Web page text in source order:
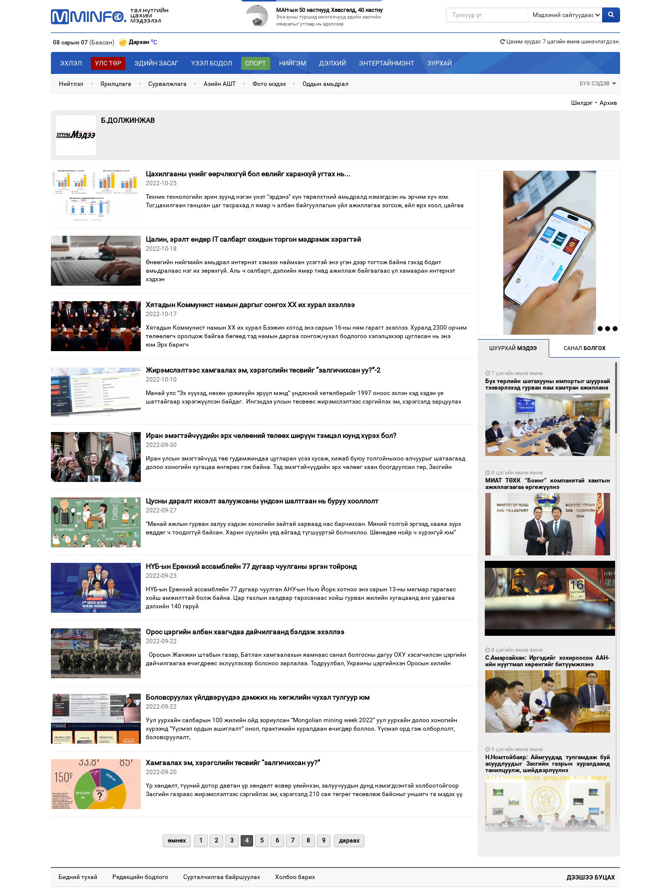
МАН-ын 50 настнууд Хөвсгөлд, 40 настнууд нь Хэнтийд “хуралджээ”
Энэ зуны туршид монголчууд эдийн засгийн
хямралыг утгаар нь эдэлсээр
“С.Зоригийн талбай” болгочих, Хотын дарга аа?
Төв шуудангийн урдах талбайд өнөөдрийг
хүртэл 27 жил байрласан С.Зориг
08 сарын 07 (Баасан) Дархан oC
Эрдэнэт C
Улаанбаатар C
Цахим хуудас 7 цагийн өмнө шинэчлэгдсэн.
ЭХЛЭЛ УЛС ТӨР ЭДИЙН ЗАСАГ ҮЗЭЛ БОДОЛ СПОРТ НИЙГЭМ ДЭЛХИЙ ЭНТЕРТАЙНМЭНТ ЗУРХАЙ
Нийтлэл • Ярилцлага • Сурвалжлага • Азийн АШТ • Фото мэдээ • Оддын амьдрал БҮХ СЭДЭВ
Шилдэг • Архив
Б.ДОЛЖИНЖАВ
Цахилгааны үнийг өөрчлөхгүй бол өвлийг харанхуй угтах нь...
2022-10-25
Техник технологийн эрин зуунд нэгэн үнэт “эрдэнэ” хүн төрөлхтний амьдралд нэмэгдсэн нь эрчим хүч юм.
Тог,цахилгаан ганцхан цаг тасрахад л ямар ч албан байгууллагын үйл ажиллагаа зогсож, айл өрх хоол, цайгаа
Цалин, эрэлт өндөр IT салбарт охидын торгон мэдрэмж хэрэгтэй
2022-10-18
Өнөөгийн нийгмийн амьдрал интернэт хэмээх наймхан үсэгтэй энэ үгэн дээр тогтож байна гэхэд бодит
амьдралаас нэг их зөрөхгүй. Аль ч салбарт, дэлхийн ямар тивд ажиллаж байгаагаас үл хамааран интернэт
хэдхэн
Хятадын Коммунист намын даргыг сонгох XX их хурал эхэллээ
2022-10-17
Хятадын Коммунист намын XX их хурал Бээжин хотод энэ сарын 16-ны ням гарагт эхэллээ. Хуралд 2300 орчим
төлөөлөгч оролцож байгаа бөгөөд тэд намын даргаа сонгож,чухал бодлогоо хэлэлцэхээр цугласан нь энэ
юм.Эрх баригч
Жирэмслэлтээс хамгаалах эм, хэрэгслийн төсвийг “залгичихсан уу?”-2
2022-10-10
Манай улс “Эх хүүхэд, нөхөн үржихүйн эрүүл мэнд” үндэсний хөтөлбөрийг 1997 оноос эхлэн хэд хэдэн үе
шаттайгаар хэрэгжүүлсэн байдаг. Ингэхдээ улсын төсвөөс жирэмслэлтээс сэргийлэх эм, хэрэгсэлд зарцуулах
Иран эмэгтэйчүүдийн эрх чөлөөний төлөөх ширүүн тэмцэл юунд хүрэх бол?
2022-09-30
Иран улсын эмэгтэйчүүд төв гудамжиндаа цугларан үсээ хусаж, хижаб буюу толгойныхоо алчуурыг шатаагаад
долоо хоногийн хугацаа өнгөрөх гэж байна. Тэд эмэгтэйчүүдийн эрх чөлөөг хаан боогдуулсан төр, Засгийн
Цусны даралт ихсэлт залуужсаны үндсэн шалтгаан нь буруу хооллолт
2022-09-27
“Манай ажлын гурван залуу хэдхэн хоногийн зайтай харваад нас барчихсан. Миний толгой эргээд, хааяа зүрх
өвддөг ч тоодоггүй байсан. Харин сүүлийн үед айгаад түгшүүртэй болчихлоо. Шөнөдөө нойр ч хүрэхгүй юм”
НҮБ-ын Ерөнхий ассамблейн 77 дугаар чуулганы эргэн тойронд
2022-09-23
НҮБ-ын Ерөнхий ассамблейн 77 дугаар чуулган АНУ-ын Нью Йорк хотноо энэ сарын 13-ны мягмар гарагаас
хойш амжилттай болж байна. Цар тахлын халдвар тархсанаас хойш гурван жилийн хугацаанд анх удаагаа
дэлхийн 140 гаруй
Орос цэргийн албан хаагчдаа дайчилгаанд бэлдэж эхэллээ
2022-09-22
Оросын Жанжин штабын газар, Батлан хамгаалахын яамнаас санал болгосны дагуу ОХУ хэсэгчилсэн цэргийн
дайчилгаагаа өчигдрөөс эхлүүлэхээр болсноо зарлалаа. Тодруулбал, Украины цэргийнхэн Оросын хилийн
Боловсруулах үйлдвэрүүдээ дэмжих нь хөгжлийн чухал тулгуур юм
2022-09-22
Уул уурхайн салбарын 100 жилийн ойд зориулсан “Mongolian mining week 2022” уул уурхайн долоо хоногийн
хүрээнд “Үүсмэл ордын ашиглалт” онол, практикийн хуралдаан өчигдөр боллоо. Үүсмэл орд гэж олборлолт,
боловсруулалт,
Хамгаалах эм, хэрэгслийн төсвийг “залгичихсан уу?”
2022-09-20
Үр хөндөлт, түүний дотор давтан үр хөндөлт өсвөр үеийнхэн, залуучуудын дунд нэмэгдсэнтэй холбоотойгоор
Засгийн газраас жирэмслэлтээс сэргийлэх эм, хэрэгсэлд 210 сая төгрөг төсөвлөж байсныг уншигч та мэдэх үү.
өмнөх 1 2 3 4 5 6 7 8 9 дараах
ШУУРХАЙМЭДЭЭ САНАЛБОЛГОХ
7 цагийн өмнө өмнө
Бүх төрлийн шатахууны импортыг шуурхай
тээвэрлэхэд гурван яам хамтран ажиллана
8 цагийн өмнө өмнө
МИАТ ТӨХК “Боинг” компанитай хамтын
ажиллагаагаа өргөжүүлнэ
8 цагийн өмнө өмнө
С.Амарсайхан: Иргэдийг хохироосон ААН-
ийн нуугтмал хөрөнгийг битүүмжлэнэ
9 цагийн өмнө өмнө
Н.Номтойбаяр: Аймгуудад тулгамдаж буй
асуудлуудыг Засгийн газрын хуралдаанд
танилцуулж, шийдвэрлүүлнэ
дугаартай автомашинтай иргэдэд шатахуун
Бидний тухай Редакцийн бодлого Сурталчилгаа байршуулах Холбоо барих ДЭЭШЭЭ БУЦАХ